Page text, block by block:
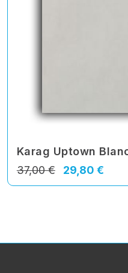
Karag Uptown
29,80 €
37,00 €